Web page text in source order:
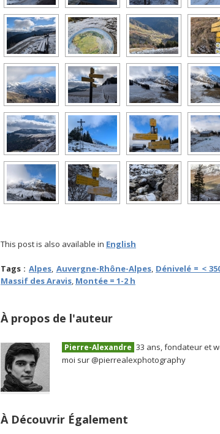
This post is also available in English
Tags : Alpes, Auvergne-Rhône-Alpes, Dénivelé = <
Massif des Aravis, Montée = 1-2 h
À propos de l'auteur
Pierre-Alexandre 33 ans, fondateur et
moi sur @pierrealexphotography
À Découvrir Également